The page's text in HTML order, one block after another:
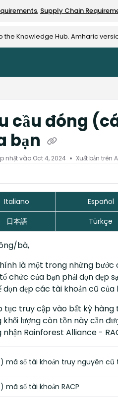
, Supply Chain
Knowledge Hub. Amharic
cầu đóng
bạn
nhật vào Oct 4, 2024 Xuất bản trên
Italiano Español
日本語
Türkçe
bà,
là một trong những bước
chức của bạn phải dọn dẹp
dọn dẹp các tài khoản cũ
tục truy cập vào bất kỳ hàng
khối lượng còn tồn này cần
Rainforest Alliance -
mã số tài khoản truy nguyên cũ
mã số tài khoản RACP